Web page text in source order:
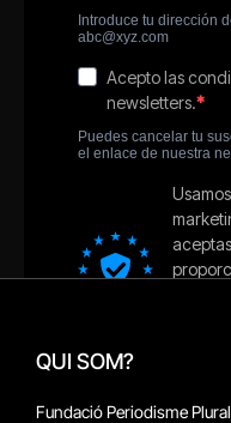
QUI SOM?
Fundació Periodisme Plural